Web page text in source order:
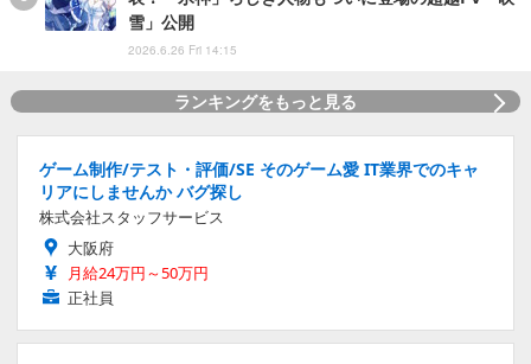
雪」公開
2026.6.26 Fri 14:15
ランキングをもっと見る
ゲーム制作/テスト・評価/SE そのゲーム愛 IT業界でのキャ
リアにしませんか バグ探し
株式会社スタッフサービス
大阪府
月給24万円～50万円
正社員